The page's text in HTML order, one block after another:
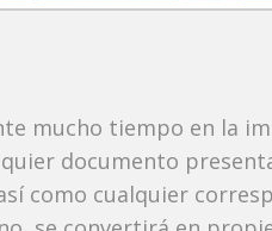
mucho tiempo en la
documento
como cualquier